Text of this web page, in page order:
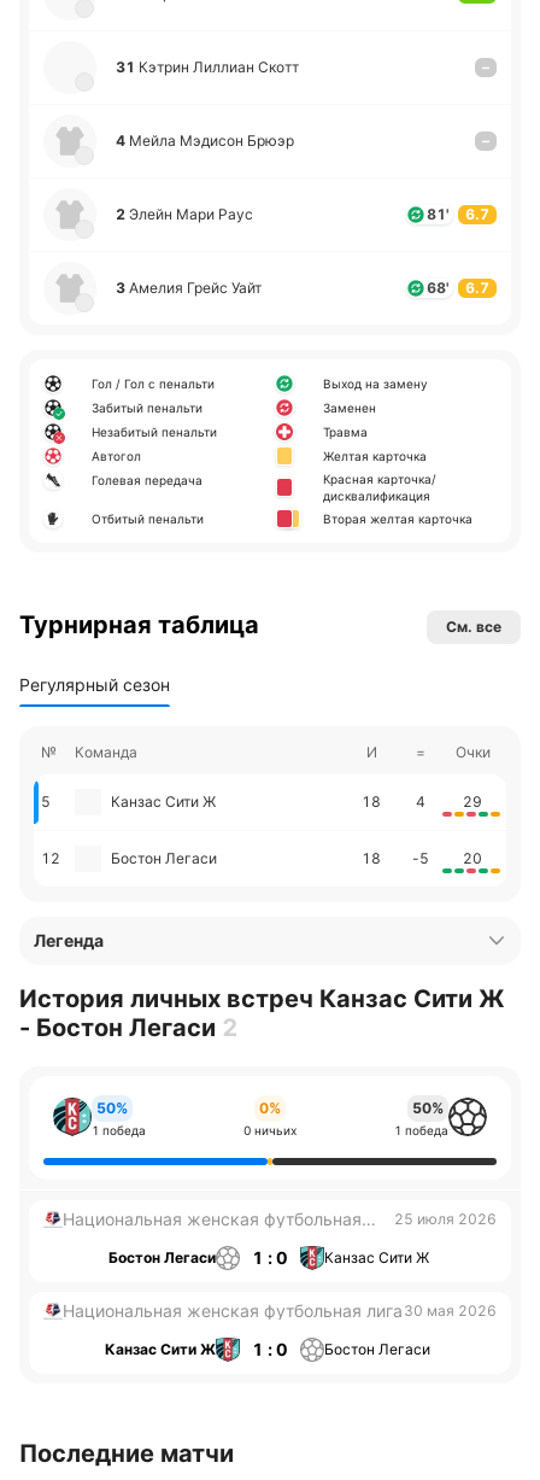
31 Кэтрин Ли­ллиан Скотт –
4 Мейла Мэ­ди­сон Брюэр –
2 Элейн Мари Раус 81' 6.7
3 Амелия Грейс Уайт 68' 6.7
Гол / Гол с пенальти
Забитый пенальти
Незабитый пенальти
Автогол
Голевая передача
Отбитый пенальти
Выход на замену
Заменен
Травма
Желтая карточка
Красная карточка/
дисквалификация
Вторая желтая карточка
Турнирная таблица См. все
Регулярный сезон
№ Команда И = Очки
5 Канзас Сити Ж 18 4 29
12 Бостон Легаси 18 -5 20
Легенда
История личных встреч Канзас Сити Ж
- Бостон Легаси 2
50%
1 победа
0%
0 ничьих
50%
1 победа
Национальная женская футбольная
25 июля 2026
Бостон Легаси 1 : 0 Канзас Сити Ж
Национальная женская футбольная лига 30 мая 2026
Канзас Сити Ж 1 : 0 Бостон Легаси
Последние матчи